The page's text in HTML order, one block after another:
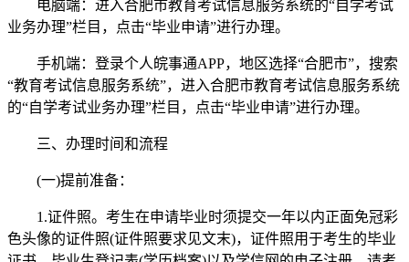
电脑端：进入合肥市教育考试信息服务系统的“自学考试
业务办理”栏目，点击“毕业申请”进行办理。
手机端：登录个人皖事通APP，地区选择“合肥市”，搜索
“教育考试信息服务系统”，进入合肥市教育考试信息服务系统
的“自学考试业务办理”栏目，点击“毕业申请”进行办理。
三、办理时间和流程
(一)提前准备：
1.证件照。考生在申请毕业时须提交一年以内正面免冠彩
色头像的证件照(证件照要求见文末)，证件照用于考生的毕业